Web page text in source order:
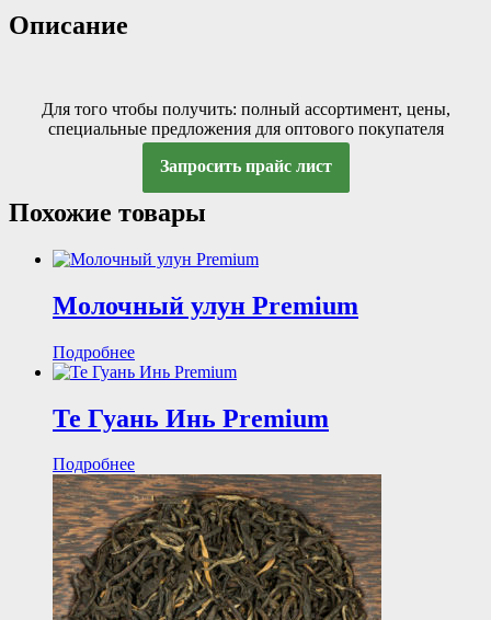
Описание
Для того чтобы получить: полный ассортимент, цены,
специальные предложения для оптового покупателя
Запросить прайс лист
Похожие товары
Молочный улун Premium
Подробнее
Те Гуань Инь Premium
Подробнее